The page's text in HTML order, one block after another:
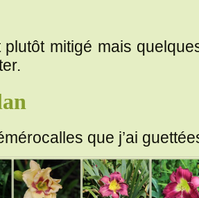
plutôt mitigé mais
que j’ai